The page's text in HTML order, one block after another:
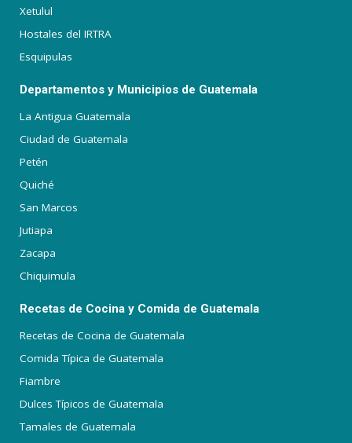
Xetulul
Hostales del IRTRA
Esquipulas
Departamentos y Municipios de Guatemala
La Antigua Guatemala
Ciudad de Guatemala
Petén
Quiché
San Marcos
Jutiapa
Zacapa
Chiquimula
Recetas de Cocina y Comida de Guatemala
Recetas de Cocina de Guatemala
Comida Típica de Guatemala
Fiambre
Dulces Típicos de Guatemala
Tamales de Guatemala